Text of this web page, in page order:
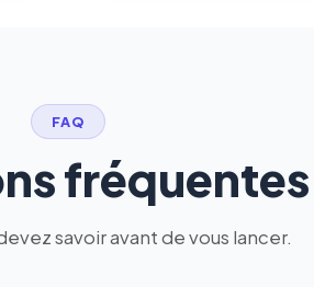
FAQ
fréquentes
savoir avant de vous lancer.